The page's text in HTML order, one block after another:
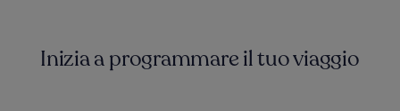
sulla
tariffa
Inizia a programmare il tuo viaggio